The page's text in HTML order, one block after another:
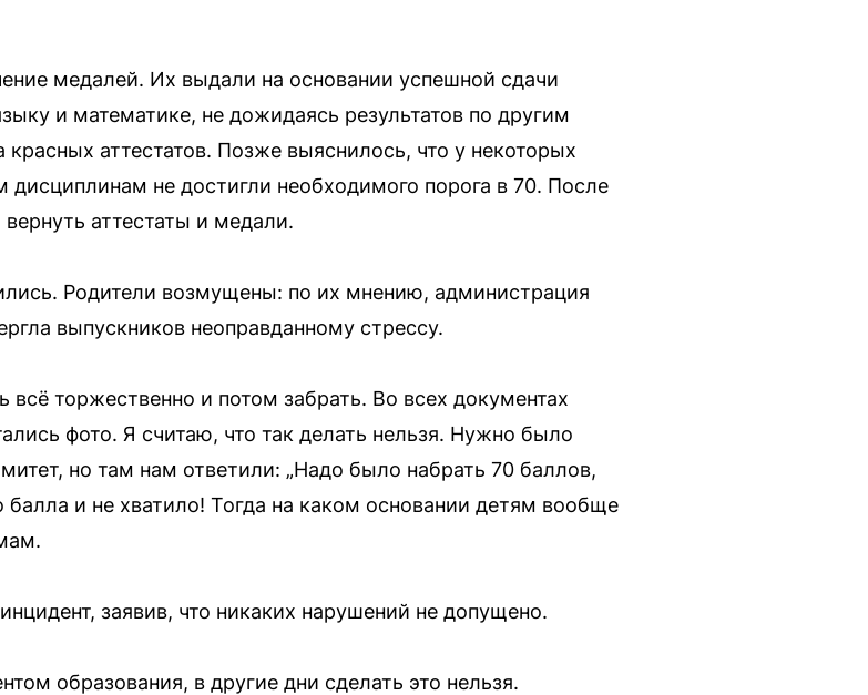
медалей. Их выдали на основании успешной сдачи
и математике, не дожидаясь результатов по другим
аттестатов. Позже выяснилось, что у некоторых
не достигли необходимого порога в 70. После
аттестаты и медали.
Родители возмущены: по их мнению, администрация
выпускников неоправданному стрессу.
торжественно и потом забрать. Во всех документах
фото. Я считаю, что так делать нельзя. Нужно было
но там нам ответили: „Надо было набрать 70 баллов,
балла и не хватило! Тогда на каком основании детям вообще
заявив, что никаких нарушений не допущено.
образования, в другие дни сделать это нельзя.